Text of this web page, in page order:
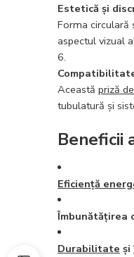
Estetică și
Forma circulară
aspectul vizual
Această priză
tubulatură și
Beneficii
Eficiență
Îmbunătățirea
Durabilitate și